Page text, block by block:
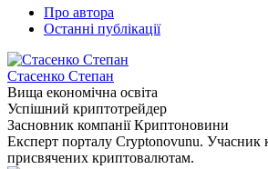
Про автора
Останні публікації
Стасенко Степан
Вища економічна освіта
Успішний криптотрейдер
Засновник компанії Криптоновини
Експерт порталу Cryptonovunu. Учасник
присвячених криптовалютам.